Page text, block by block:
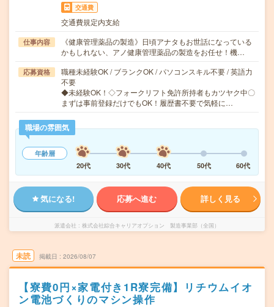
交通費
交通費規定内支給
仕事内容
《健康管理薬品の製造》日頃アナタもお世話になっている
かもしれない、アノ健康管理薬品の製造をお任せ！機…
応募資格
職種未経験OK / ブランクOK / パソコンスキル不要 / 英語力
不要
◆未経験OK！◇フォークリフト免許所持者もカツヤク中〇
まずは事前登録だけでもOK！履歴書不要で気軽に…
職場の雰囲気
年齢層
20代
30代 40代 50代 60代
気になる! 応募へ進む 詳しく見る
派遣会社 株式会社綜合キャリアオプション 製造事業部（全国）
未読 掲載日 2026/08/07
【寮費0円×家電付き1R寮完備】リチウムイオ
ン電池づくりのマシン操作